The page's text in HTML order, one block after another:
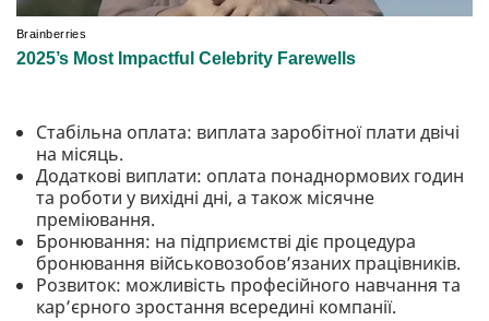
Стабільна оплата: виплата заробітної плати двічі
на місяць.
Додаткові виплати: оплата понаднормових годин
та роботи у вихідні дні, а також місячне
преміювання.
Бронювання: на підприємстві діє процедура
бронювання військовозобов’язаних працівників.
Розвиток: можливість професійного навчання та
кар’єрного зростання всередині компанії.